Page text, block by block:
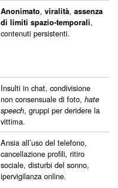
Anonimato, viralità, assenza
di limiti spazio-temporali,
contenuti persistenti.
Insulti in chat, condivisione
non consensuale di foto, hate
speech, gruppi per deridere la
vittima.
Ansia all’uso del telefono,
cancellazione profili, ritiro
sociale, disturbi del sonno,
ipervigilanza online.